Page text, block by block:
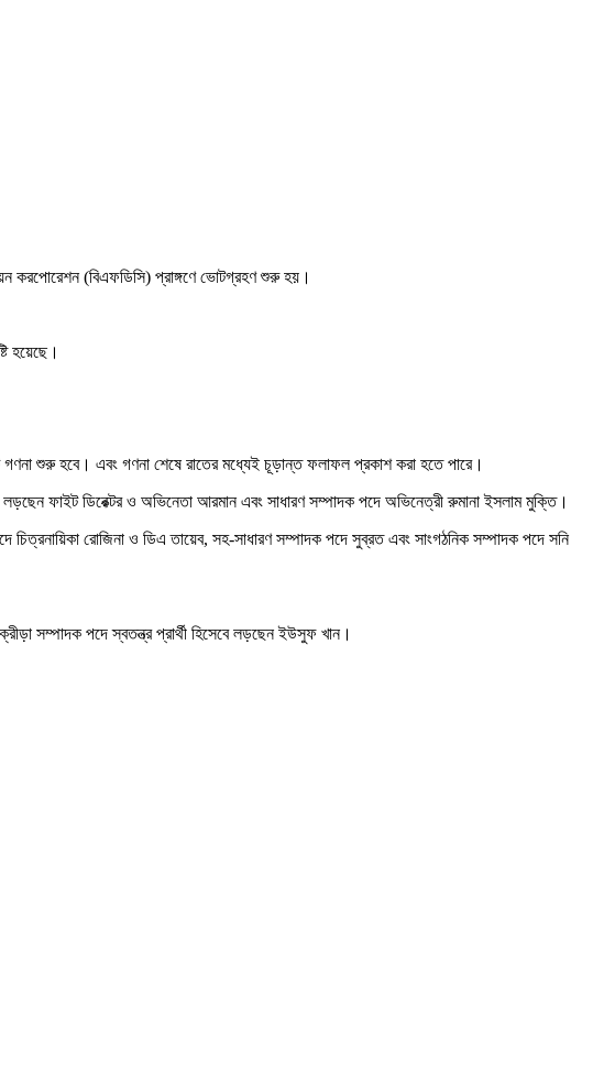
করপোরেশন (বিএফডিসি) প্রাঙ্গণে ভোটগ্রহণ শুরু হয়।
হয়েছে।
গণনা শুরু হবে। এবং গণনা শেষে রাতের মধ্যেই চূড়ান্ত ফলাফল প্রকাশ করা হতে পারে।
লড়ছেন ফাইট ডিরেক্টর ও অভিনেতা আরমান এবং সাধারণ সম্পাদক পদে অভিনেত্রী রুমানা ইসলাম মুক্তি।
রোজিনা ও ডিএ তায়েব, সহ-সাধারণ সম্পাদক পদে সুব্রত এবং সাংগঠনিক সম্পাদক পদে সনি
সম্পাদক পদে স্বতন্ত্র প্রার্থী হিসেবে লড়ছেন ইউসুফ খান।